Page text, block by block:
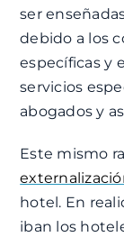
ser
debido a los
específicas y
servicios
abogados y
Este mismo
hotel. En
iban los